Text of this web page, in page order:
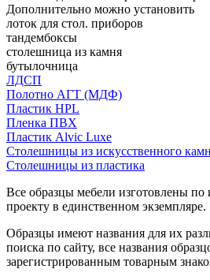
Дополнительно можно установить
лоток для стол. приборов
тандембоксы
столешница из камня
бутылочница
ЛДСП
Полотно АГТ (МДФ)
Пластик HPL
Пленка ПВХ
Пластик Alvic Luxe
Столешницы из искусственного
Столешницы из пластика
Все образцы мебели изготовлены
проекту в единственном экземпляре.
Образцы имеют названия для их
поиска по сайту, все названия
зарегистрированным товарным